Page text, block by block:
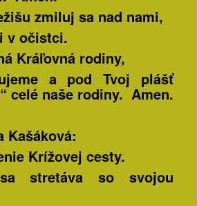
zmiluj sa nad nami,
v očistci.
Kráľovná rodiny,
a pod Tvoj plášť
celé naše rodiny. Amen.
Kašáková:
Krížovej cesty.
stretáva so svojou